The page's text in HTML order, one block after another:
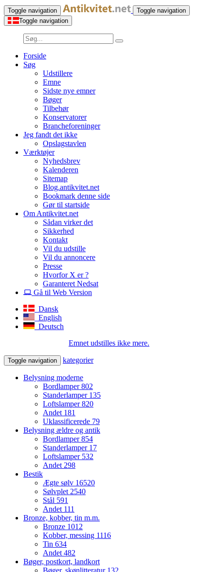
Toggle navigation
Toggle navigation
Toggle navigation
Forside
Søg
Udstillere
Emne
Sidste nye emner
Bøger
Tilbehør
Konservatorer
Brancheforeninger
Jeg fandt det ikke
Opslagstavlen
Værktøjer
Nyhedsbrev
Kalenderen
Sitemap
Blog.antikvitet.net
Bookmark denne side
Gør til startside
Om Antikvitet.net
Sådan virker det
Sikkerhed
Kontakt
Vil du udstille
Vil du annoncere
Presse
Hvorfor X er ?
Garanteret Nedsat
Gå til Web Version
Dansk
English
Deutsch
Emnet udstilles ikke mere.
Toggle navigation kategorier
Belysning moderne
Bordlamper802
Standerlamper 135
Loftslamper820
Andet 181
Uklassificerede 79
Belysning ældre og antik
Bordlamper854
Standerlamper 17
Loftslamper 532
Andet 298
Bestik
Ægte sølv 16520
Sølvplet 2540
Stål 591
Andet 111
Bronze, kobber, tin m.m.
Bronze 1012
Kobber, messing 1116
Tin 634
Andet 482
Bøger, postkort, landkort
Bøger, skønlitteratur 132